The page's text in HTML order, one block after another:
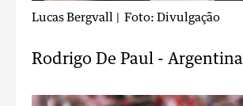
Lucas Bergvall | Foto: Divulgação
Rodrigo De Paul - Argentina